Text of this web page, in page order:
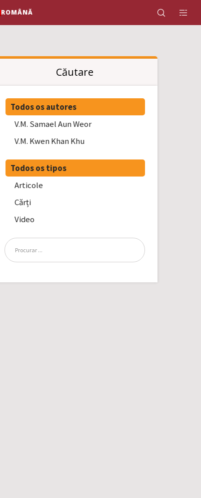
ROMÂNĂ
Căutare
Todos os autores
V.M. Samael Aun Weor
V.M. Kwen Khan Khu
Todos os tipos
Articole
Cărți
Video